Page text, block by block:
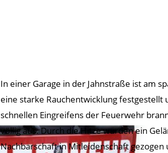
In einer Garage in der Jahnstraße ist am
eine starke Rauchentwicklung
schnellen Eingreifens der Feuerwehr
völlig aus. Durch die Hitze wurden ein
Nachbarschaft in Mitleidenschaft